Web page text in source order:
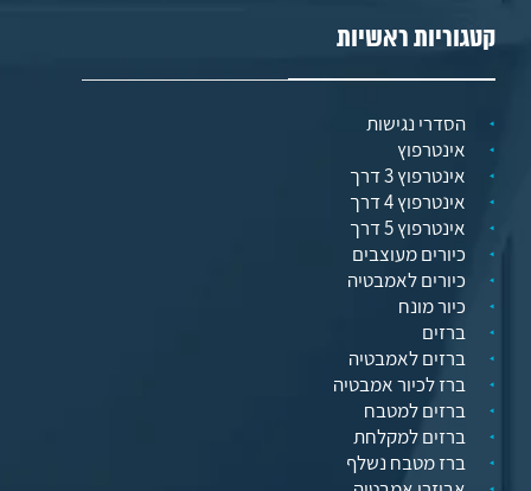
קטגוריות ראשיות
הסדרי נגישות
אינטרפוץ
אינטרפוץ 3 דרך
אינטרפוץ 4 דרך
אינטרפוץ 5 דרך
כיורים מעוצבים
כיורים לאמבטיה
כיור מונח
ברזים
ברזים לאמבטיה
ברז לכיור אמבטיה
ברזים למטבח
ברזים למקלחת
ברז מטבח נשלף